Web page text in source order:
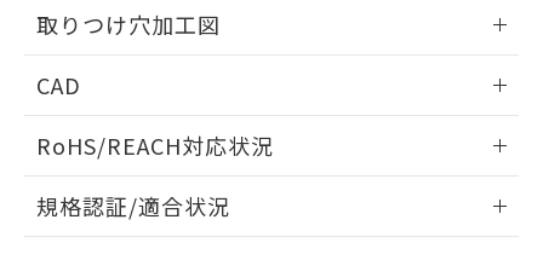
取りつけ穴加工図
CAD
ドすることができます。
ログイン/会員登録
RoHS/REACH対応状況
EU RoHS 注意事項・凡例
規格認証/適合状況
の共同利用に関して"
用者の範囲」に記載されている法人を
51物質の非含有証明書（当社基準）
※本証明書は発行日時点で非含有を証明す
物質の対応では、対応完了までの期間は出
荷製品に未対応品が混在することから備考
欄に対応日を記載しておりました。
既に当社にて対応品への在庫切替を完了